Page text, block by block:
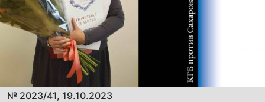
№ 2023/41, 19.10.2023